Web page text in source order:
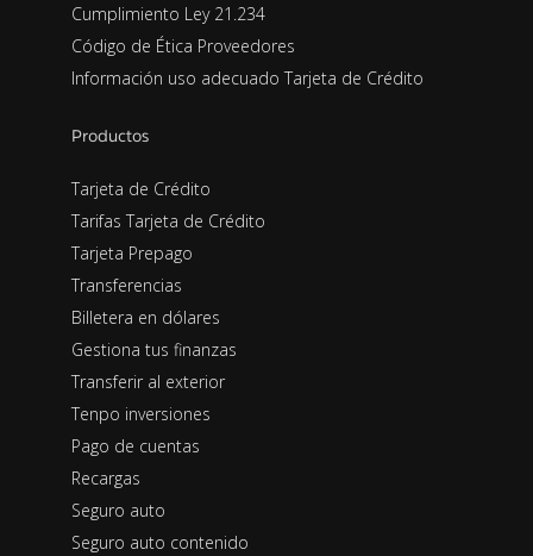
Cumplimiento Ley 21.234
Código de Ética Proveedores
Información uso adecuado Tarjeta de Crédito
Productos
Tarjeta de Crédito
Tarifas Tarjeta de Crédito
Tarjeta Prepago
Transferencias
Billetera en dólares
Gestiona tus finanzas
Transferir al exterior
Tenpo inversiones
Pago de cuentas
Recargas
Seguro auto
Seguro auto contenido